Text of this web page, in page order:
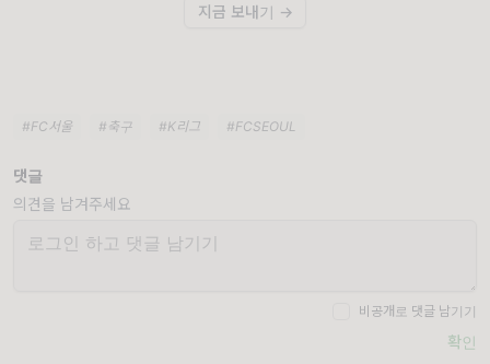
지금 보내기 →
#FC서울 #축구 #K리그 #FCSEOUL
댓글
의견을 남겨주세요
비공개로 댓글 남기기
확인